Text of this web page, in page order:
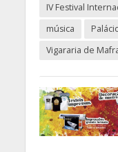
IV Festival
música
Vigararia de